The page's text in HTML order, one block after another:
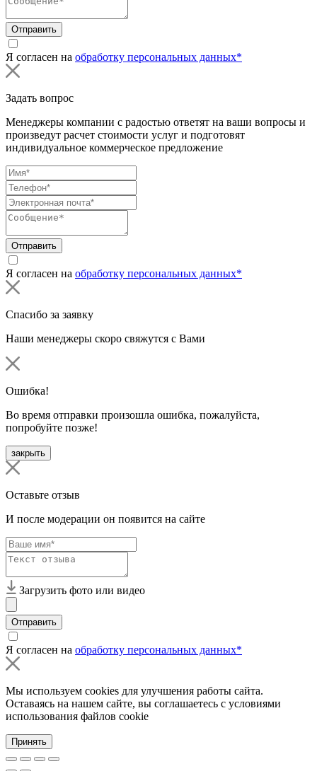
Отправить
Я согласен на обработку персональных данных*
Задать вопрос
Менеджеры компании с радостью ответят на ваши вопросы и
произведут расчет стоимости услуг и подготовят
индивидуальное коммерческое предложение
Отправить
Я согласен на обработку персональных данных*
Спасибо за заявку
Наши менеджеры скоро свяжутся с Вами
Ошибка!
Во время отправки произошла ошибка, пожалуйста,
попробуйте позже!
закрыть
Оставьте отзыв
И после модерации он появится на сайте
Загрузить фото или видео
Отправить
Я согласен на обработку персональных данных*
Мы используем cookies для улучшения работы сайта.
Оставаясь на нашем сайте, вы соглашаетесь с условиями
использования файлов cookie
Принять